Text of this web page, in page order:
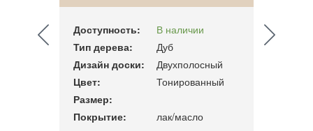
Доступность:
В наличии
Тип дерева:
Дуб
Дизайн доски:
Двухполосный
Цвет:
Тонированный
Размер:
Покрытие:
лак/масло